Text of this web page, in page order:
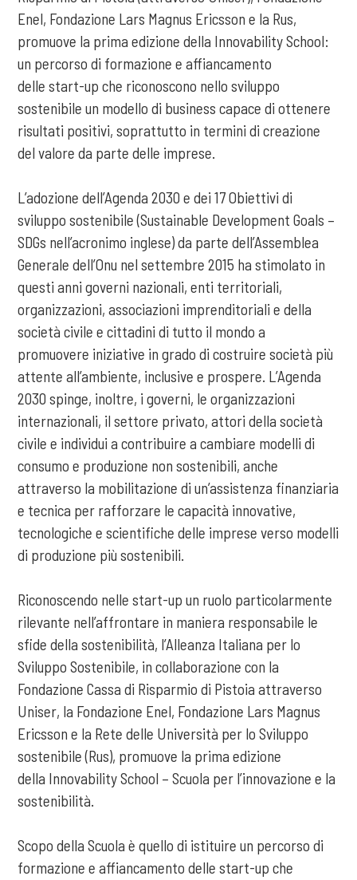
Enel, Fondazione Lars Magnus Ericsson e la Rus,
promuove la prima edizione della Innovability School:
un percorso di formazione e affiancamento
delle start-up che riconoscono nello sviluppo
sostenibile un modello di business capace di ottenere
risultati positivi, soprattutto in termini di creazione
del valore da parte delle imprese.
L’adozione dell’Agenda 2030 e dei 17 Obiettivi di
sviluppo sostenibile (Sustainable Development Goals –
SDGs nell’acronimo inglese) da parte dell’Assemblea
Generale dell’Onu nel settembre 2015 ha stimolato in
questi anni governi nazionali, enti territoriali,
organizzazioni, associazioni imprenditoriali e della
società civile e cittadini di tutto il mondo a
promuovere iniziative in grado di costruire società più
attente all’ambiente, inclusive e prospere. L’Agenda
2030 spinge, inoltre, i governi, le organizzazioni
internazionali, il settore privato, attori della società
civile e individui a contribuire a cambiare modelli di
consumo e produzione non sostenibili, anche
attraverso la mobilitazione di un’assistenza finanziaria
e tecnica per rafforzare le capacità innovative,
tecnologiche e scientifiche delle imprese verso modelli
di produzione più sostenibili.
Riconoscendo nelle start-up un ruolo particolarmente
rilevante nell’affrontare in maniera responsabile le
sfide della sostenibilità, l’Alleanza Italiana per lo
Sviluppo Sostenibile, in collaborazione con la
Fondazione Cassa di Risparmio di Pistoia attraverso
Uniser, la Fondazione Enel, Fondazione Lars Magnus
Ericsson e la Rete delle Università per lo Sviluppo
sostenibile (Rus), promuove la prima edizione
della Innovability School – Scuola per l’innovazione e la
sostenibilità.
Scopo della Scuola è quello di istituire un percorso di
formazione e affiancamento delle start-up che